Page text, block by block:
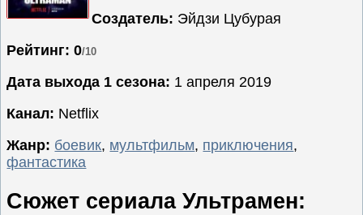
Русские
Семейные
Сериалы
Ужасы
Фэнтези
Создатель: Эйдзи Цубурая
Рейтинг: 0/10
Дата выхода 1 сезона: 1 апреля 2019
Канал: Netflix
Жанр: боевик, мультфильм, приключения,
фантастика
Сюжет сериала Ультрамен: